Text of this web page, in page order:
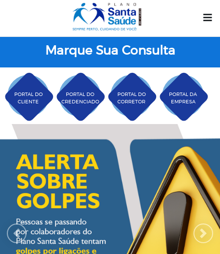
Marque Sua Consulta
PORTAL DO
CLIENTE
PORTAL DO
CREDENCIADO
PORTAL DO
CORRETOR
PORTAL DA
EMPRESA
Plano Santa Casa
Previous Next